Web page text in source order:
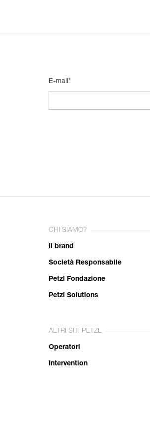
E-mail*
CHI SIAMO?
Il brand
Società Responsabile
Petzl Fondazione
Petzl Solutions
ALTRI SITI PETZL
Operatori
Intervention